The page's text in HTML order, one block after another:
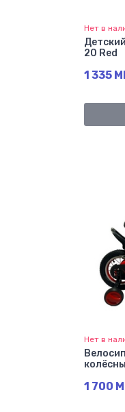
Нет в
20 Red
1 335
Нет в
1 700